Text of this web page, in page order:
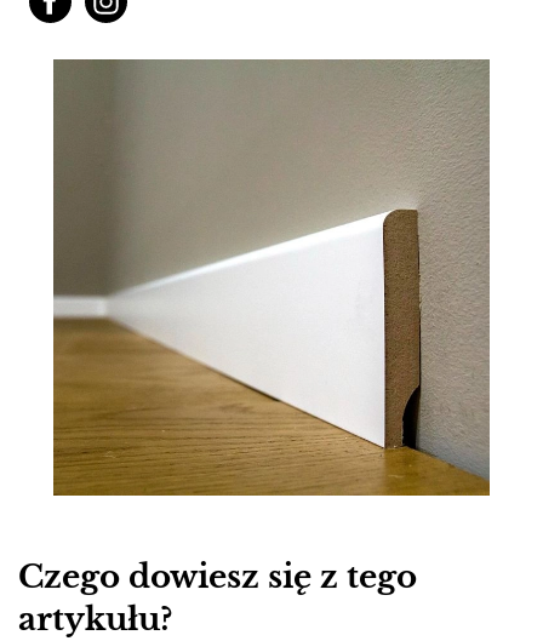
Czego dowiesz się z tego
artykułu?